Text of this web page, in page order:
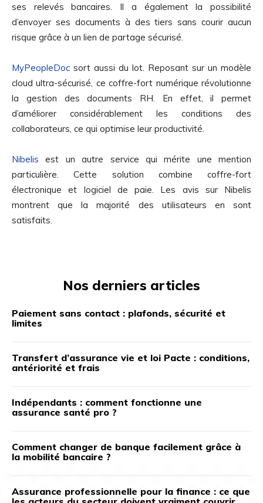
ses relevés bancaires. Il a également la possibilité
d’envoyer ses documents à des tiers sans courir aucun
risque grâce à un lien de partage sécurisé.
MyPeopleDoc sort aussi du lot. Reposant sur un modèle
cloud ultra-sécurisé, ce coffre-fort numérique révolutionne
la gestion des documents RH. En effet, il permet
d’améliorer considérablement les conditions des
collaborateurs, ce qui optimise leur productivité.
Nibelis
est un autre service qui mérite une mention
particulière. Cette solution combine coffre-fort
électronique et logiciel de paie. Les avis sur Nibelis
montrent que la majorité des utilisateurs en sont
satisfaits.
Nos derniers articles
Paiement sans contact : plafonds, sécurité et
limites
Transfert d’assurance vie et loi Pacte : conditions,
antériorité et frais
Indépendants : comment fonctionne une
assurance santé pro ?
Comment changer de banque facilement grâce à
la mobilité bancaire ?
Assurance professionnelle pour la finance : ce que